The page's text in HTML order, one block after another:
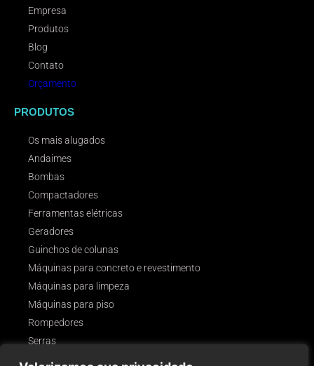
Empresa
Produtos
Blog
Contato
Orçamento
PRODUTOS
Os mais alugados
Andaimes
Bombas
Compactadores
Ferramentas elétricas
Geradores
Guinchos de colunas
Máquinas para concreto e revestimento
Máquinas para limpeza
Máquinas para piso
Rompedores
Serras